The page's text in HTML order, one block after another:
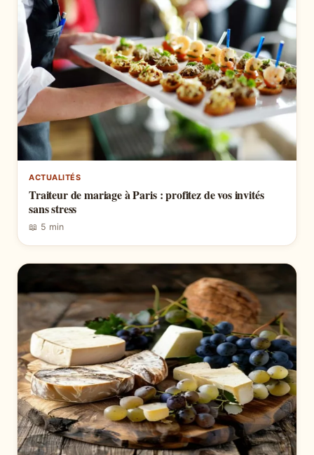
ACTUALITÉS
Traiteur de mariage à Paris : profitez de vos invités
sans stress
📖 5 min